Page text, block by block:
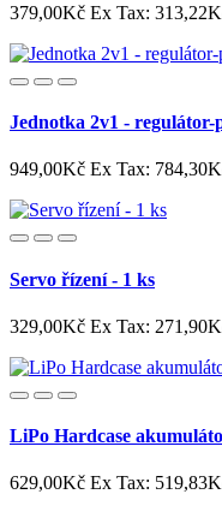
379,00Kč Ex Tax:
Jednotka 2v1 -
949,00Kč Ex Tax:
Servo řízení - 1 ks
329,00Kč Ex Tax:
LiPo Hardcase
629,00Kč Ex Tax: